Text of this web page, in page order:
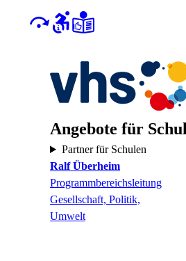
Angebote für
Partner für Schulen
RalfÜberheim
Programmbereichsleitung
Gesellschaft, Politik,
Umwelt